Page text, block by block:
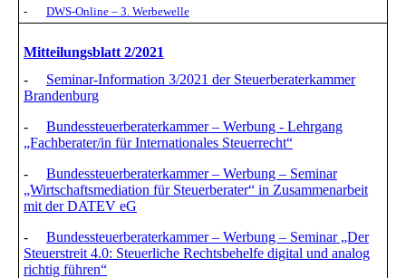
- DWS-Online – 3. Werbewelle
Mitteilungsblatt 2/2021
- Seminar-Information 3/2021 der Steuerberaterkammer
Brandenburg
- Bundessteuerberaterkammer – Werbung - Lehrgang
„Fachberater/in für Internationales Steuerrecht“
- Bundessteuerberaterkammer – Werbung – Seminar
„Wirtschaftsmediation für Steuerberater“ in Zusammenarbeit
mit der DATEV eG
- Bundessteuerberaterkammer – Werbung – Seminar „Der
Steuerstreit 4.0: Steuerliche Rechtsbehelfe digital und analog
richtig führen“